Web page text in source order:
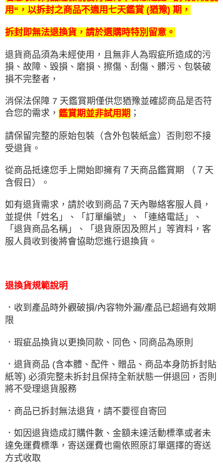
用“，以拆封之商品不適用七天鑑賞 (猶豫) 期，
拆封即無法退換貨，請於選購時特別留意。
退貨商品須為未經使用，且無非人為瑕疵所造成的污
損、故障、毀損、磨損、擦傷、刮傷、髒污、包裝破
損不完整者，
消保法保障 7 天鑑賞期僅供您猶豫並確認商品是否符
合您的需求， 鑑賞期並非試用期 ；
請保留完整的原始包裝（含外包裝紙盒）否則恕不接
受退貨。
從商品抵達您手上開始即擁有７天商品鑑賞期 （７天
含假日）。
如有退貨需求，請於收到商品７天內聯絡客服人員，
並提供「姓名」、「訂單編號」、「連絡電話」、
「退貨商品名稱」、「退貨原因及照片」等資料，客
服人員收到後將會協助您進行退換貨。
退換貨規範說明
．收到產品時外觀破損/內容物外漏/產品已超過有效期
限
．瑕疵品換貨以更換同款、同色、同商品為原則
．退貨商品 (含本體、配件、贈品、商品本身防拆封貼
紙等) 必須完整未拆封且保持全新狀態一併退回，否則
將不受理退貨服務
．商品已拆封無法退貨，請不要徑自寄回
．如因退貨造成訂購件數、金額未達活動標準或者未
達免運費標準，寄送運費也需依照原訂單選擇的寄送
方式收取